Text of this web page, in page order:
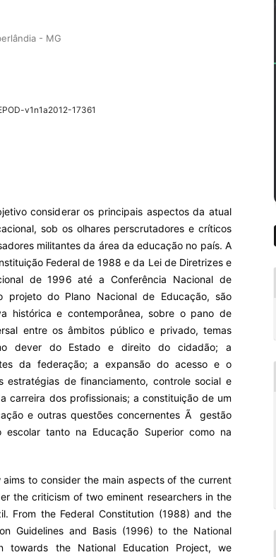
- MG
v1n1a2012-17361
considerar os principais aspectos da atual
sob os olhares perscrutadores e críticos
militantes da área da educação no país. A
Federal de 1988 e da Lei de Diretrizes e
de 1996 até a Conferência Nacional de
projeto do Plano Nacional de Educação, são
histórica e contemporânea, sobre o pano de
entre os âmbitos público e privado, temas
dever do Estado e direito do cidadão; a
da federação; a expansão do acesso e o
estratégias de financiamento, controle social e
carreira dos profissionais; a constituição de um
e outras questões concernentes Ã gestão
tanto na Educação Superior como na
aims to consider the main aspects of the current
the criticism of two eminent researchers in the
From the Federal Constitution (1988) and the
Guidelines and Basis (1996) to the National
towards the National Education Project, we